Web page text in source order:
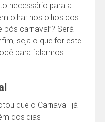
necessário para a
olhar nos olhos dos
pós carnaval”? Será
seja o que for este
para falarmos
que o Carnaval já
dos dias